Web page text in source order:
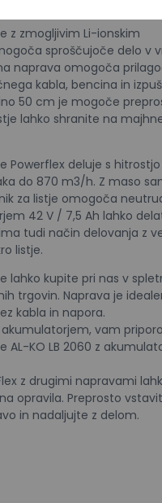
z zmogljivim Li-ionskim
sproščujoče delo v
naprava omogoča
kabla, bencina in
50 cm je mogoče
lahko shranite na
Powerflex deluje s
do 870 m3/h. Z maso
za listje omogoča
42 V / 7,5 Ah lahko
tudi način delovanja z
listje.
lahko kupite pri nas v
trgovin. Naprava je
kabla in napora.
vam
AL-KO LB 2060 z
z drugimi napravami
opravila. Preprosto
in nadaljujte z delom.